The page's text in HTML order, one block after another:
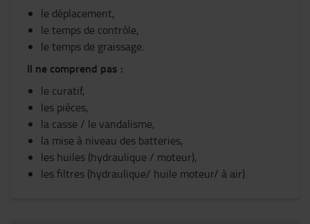
le déplacement,
le temps de contrôle,
le temps de graissage.
Il ne comprend pas :
le curatif,
les pièces,
la casse / le vandalisme,
la mise à niveau des batteries,
les huiles (hydraulique / moteur),
les filtres (hydraulique/ huile moteur/ à air).